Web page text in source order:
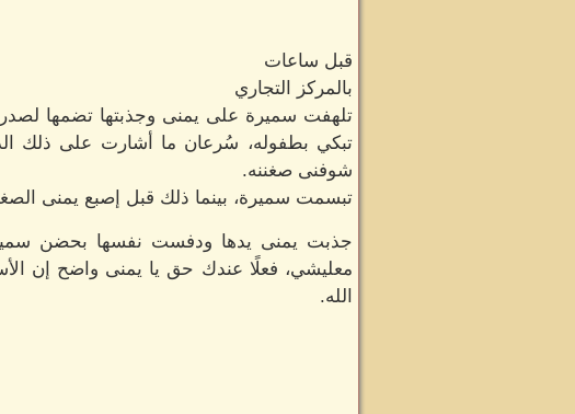
قبل ساعات
بالمركز التجاري
تلهفت سميرة على يمنى وجذبتها تضمها
تبكي بطفوله، سُرعان ما أشارت على ذلك
شوفنى صغننه.
تبسمت سميرة، بينما ذلك قبل إصبع يمنى
جذبت يمنى يدها ودفست نفسها بحضن
معليشي، فعلًا عندك حق يا يمنى واضح إن
الله.